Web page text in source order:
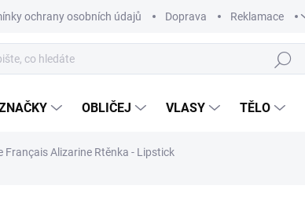
ochrany osobních údajů Doprava Reklamace
Hledat
OBLIČEJ VLASY TĚLO
Français Alizarine Rtěnka - Lipstick